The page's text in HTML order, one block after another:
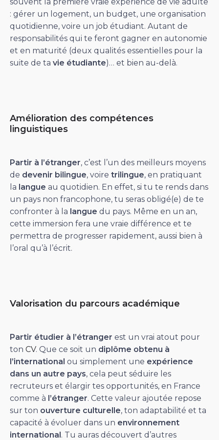
: gérer un logement, un budget, une organisation
quotidienne, voire un job étudiant. Autant de
responsabilités qui te feront gagner en autonomie
et en maturité (deux qualités essentielles pour la
suite de ta vie étudiante)… et bien au-delà.
Amélioration des compétences
linguistiques
Partir à l’étranger, c’est l’un des meilleurs moyens
de devenir bilingue, voire trilingue, en pratiquant
la langue au quotidien. En effet, si tu te rends dans
un pays non francophone, tu seras obligé(e) de te
confronter à la langue du pays. Même en un an,
cette immersion fera une vraie différence et te
permettra de progresser rapidement, aussi bien à
l’oral qu’à l’écrit.
Valorisation du parcours académique
Partir étudier à l’étranger est un vrai atout pour
ton CV. Que ce soit un diplôme obtenu à
l’international ou simplement une expérience
dans un autre pays, cela peut séduire les
recruteurs et élargir tes opportunités, en France
comme à l’étranger. Cette valeur ajoutée repose
sur ton ouverture culturelle, ton adaptabilité et ta
capacité à évoluer dans un environnement
international. Tu auras découvert d’autres